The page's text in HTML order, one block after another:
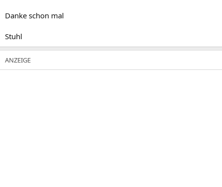
Danke schon mal
Stuhl